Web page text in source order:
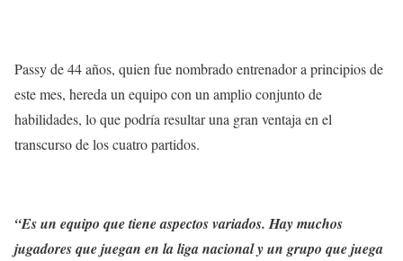
Passy de 44 años, quien fue nombrado entrenador a principios de
este mes, hereda un equipo con un amplio conjunto de
habilidades, lo que podría resultar una gran ventaja en el
transcurso de los cuatro partidos.
“Es un equipo que tiene aspectos variados. Hay muchos
jugadores que juegan en la liga nacional y un grupo que juega